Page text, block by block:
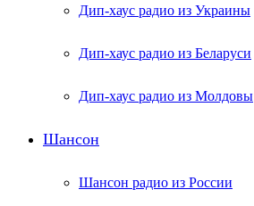
Дип-хаус радио из Украины
Дип-хаус радио из Беларуси
Дип-хаус радио из Молдовы
Шансон
Шансон радио из России